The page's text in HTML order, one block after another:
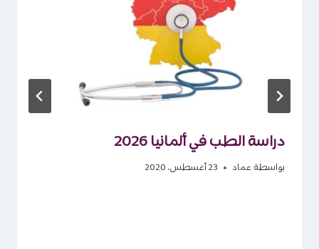
دراسة الطب في ألمانيا 2026
بواسطة عماد 23 أغسطس، 2020